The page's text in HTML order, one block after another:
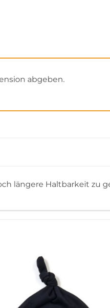
abgeben.
längere Haltbarkeit zu